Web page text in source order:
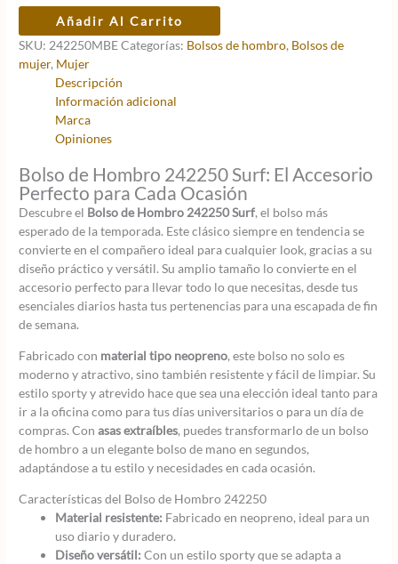
era:
60,00 €.
es:
48,00 €.
de
hombro
242250
cantidad
Añadir Al Carrito
SKU: 242250MBECategorías: Bolsos de hombro, Bolsos de
mujer, Mujer
Descripción
Información adicional
Marca
Opiniones
Bolso de Hombro 242250 Surf: El Accesorio
Perfecto para Cada Ocasión
Descubre el Bolso de Hombro 242250 Surf, el bolso más
esperado de la temporada. Este clásico siempre en tendencia se
convierte en el compañero ideal para cualquier look, gracias a su
diseño práctico y versátil. Su amplio tamaño lo convierte en el
accesorio perfecto para llevar todo lo que necesitas, desde tus
esenciales diarios hasta tus pertenencias para una escapada de fin
de semana.
Fabricado con material tipo neopreno, este bolso no solo es
moderno y atractivo, sino también resistente y fácil de limpiar. Su
estilo sporty y atrevido hace que sea una elección ideal tanto para
ir a la oficina como para tus días universitarios o para un día de
compras. Conasas extraíbles, puedes transformarlo de un bolso
de hombro a un elegante bolso de mano en segundos,
adaptándose a tu estilo y necesidades en cada ocasión.
Características del Bolso de Hombro 242250
Material resistente: Fabricado en neopreno, ideal para un
uso diario y duradero.
Diseño versátil: Con un estilo sporty que se adapta a